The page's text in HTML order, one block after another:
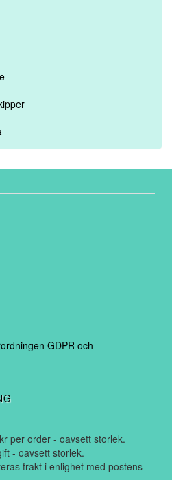
GDPR och
per order - oavsett storlek.
- oavsett storlek.
frakt i enlighet med postens